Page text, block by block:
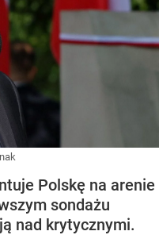
Polskę na arenie
sondażu
nad krytycznymi.